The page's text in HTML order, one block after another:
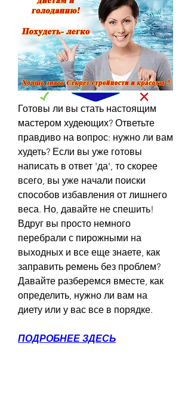
Готовы ли вы стать настоящим
мастером худеющих? Ответьте
правдиво на вопрос: нужно ли вам
худеть? Если вы уже готовы
написать в ответ 'да', то скорее
всего, вы уже начали поиски
способов избавления от лишнего
веса. Но, давайте не спешить!
Вдруг вы просто немного
перебрали с пирожными на
выходных и все еще знаете, как
заправить ремень без проблем?
Давайте разберемся вместе, как
определить, нужно ли вам на
диету или у вас все в порядке.
ПОДРОБНЕЕ ЗДЕСЬ